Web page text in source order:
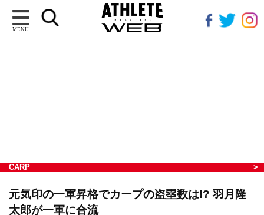
MENU
CARP
元気印の一軍昇格でカープの盗塁数は!? 羽月隆
太郎が一軍に合流